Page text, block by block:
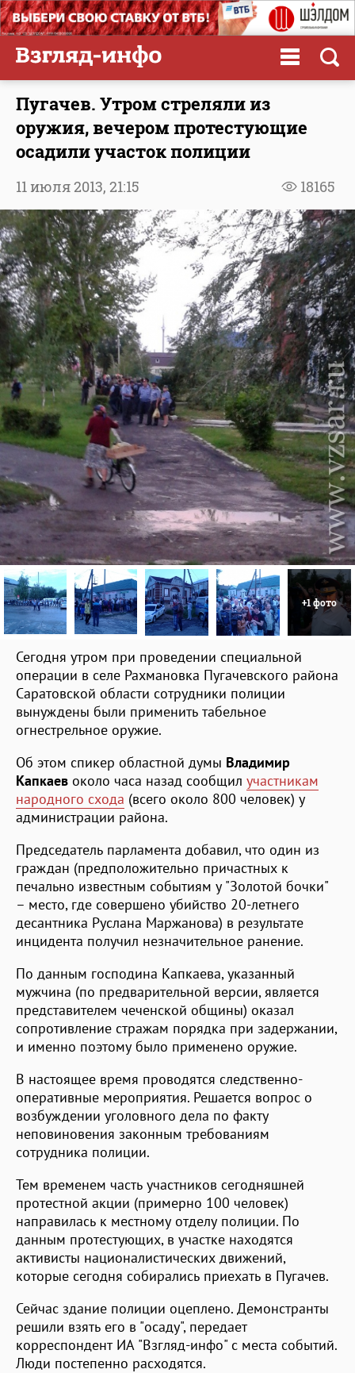
Пугачев. Утром стреляли из
оружия, вечером протестующие
осадили участок полиции
18165
11 июля 2013, 21:15
+1 фото
Сегодня утром при проведении специальной
операции в селе Рахмановка Пугачевского района
Саратовской области сотрудники полиции
вынуждены были применить табельное
огнестрельное оружие.
Об этом спикер областной думы Владимир
Капкаев около часа назад сообщил участникам
народного схода (всего около 800 человек) у
администрации района.
Председатель парламента добавил, что один из
граждан (предположительно причастных к
печально известным событиям у "Золотой бочки"
– место, где совершено убийство 20-летнего
десантника Руслана Маржанова) в результате
инцидента получил незначительное ранение.
По данным господина Капкаева, указанный
мужчина (по предварительной версии, является
представителем чеченской общины) оказал
сопротивление стражам порядка при задержании,
и именно поэтому было применено оружие.
В настоящее время проводятся следственно-
оперативные мероприятия. Решается вопрос о
возбуждении уголовного дела по факту
неповиновения законным требованиям
сотрудника полиции.
Тем временем часть участников сегодняшней
протестной акции (примерно 100 человек)
направилась к местному отделу полиции. По
данным протестующих, в участке находятся
активисты националистических движений,
которые сегодня собирались приехать в Пугачев.
Сейчас здание полиции оцеплено. Демонстранты
решили взять его в "осаду", передает
корреспондент ИА "Взгляд-инфо" с места событий.
Люди постепенно расходятся.